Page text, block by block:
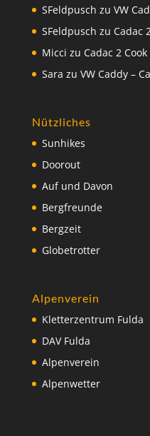
SFeldpusch zu VW
SFeldpusch zu Cadac
Micci zu Cadac 2
Sara zu VW Caddy –
Nützliches
Sunhikes
Doorout
Auf und Davon
Bergfreunde
Bergzeit
Globetrotter
Alpenverein
Kletterzentrum Fulda
DAV Fulda
Alpenverein
Alpenwetter